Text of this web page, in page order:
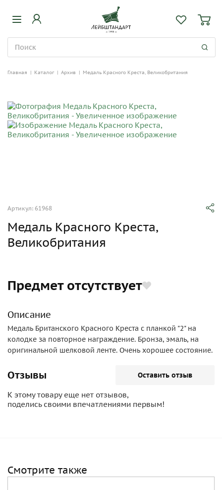
Главная | Каталог | Архив | Медаль Красного Креста, Великобритания
Артикул: 61968
Медаль Красного Креста,
Великобритания
Предмет отсутствует
Описание
Медаль Британского Красного Креста с планкой "2" на
колодке за повторное награждение. Бронза, эмаль, на
оригинальной шелковой ленте. Очень хорошее состояние.
Отзывы Оставить отзыв
К этому товару еще нет отзывов,
поделись своими впечатлениями первым!
Смотрите также